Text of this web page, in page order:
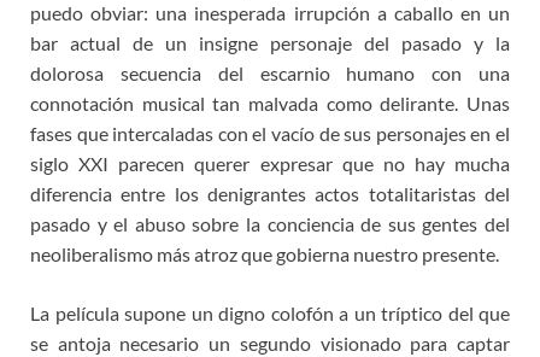
puedo obviar: una inesperada irrupción a caballo en un
bar actual de un insigne personaje del pasado y la
dolorosa secuencia del escarnio humano con una
connotación musical tan malvada como delirante. Unas
fases que intercaladas con el vacío de sus personajes en el
siglo XXI parecen querer expresar que no hay mucha
diferencia entre los denigrantes actos totalitaristas del
pasado y el abuso sobre la conciencia de sus gentes del
neoliberalismo más atroz que gobierna nuestro presente.
La película supone un digno colofón a un tríptico del que
se antoja necesario un segundo visionado para captar